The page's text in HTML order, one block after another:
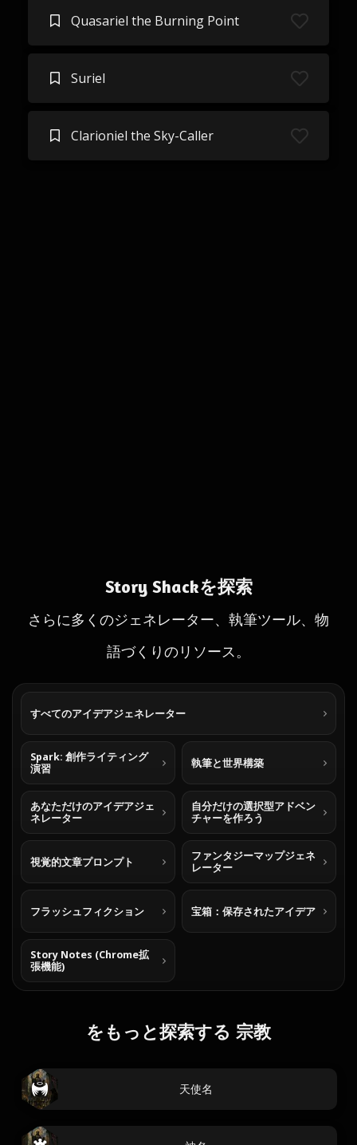
Quasariel the Burning Point
Suriel
Clarioniel the Sky-Caller
Story Shackを探索
さらに多くのジェネレーター、執筆ツール、物
語づくりのリソース。
すべてのアイデアジェネレーター
Spark: 創作ライティング
演習
執筆と世界構築
あなただけのアイデアジェ
ネレーター
自分だけの選択型アドベン
チャーを作ろう
視覚的文章プロンプト
ファンタジーマップジェネ
レーター
フラッシュフィクション 宝箱：保存されたアイデア
Story Notes (Chrome拡
張機能)
をもっと探索する 宗教
天使名